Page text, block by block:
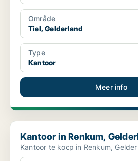
Område
Tiel, Gelderland
Type
Kantoor
Meer info
Kantoor in Renkum, Gelderland
Kantoor in Renkum,
Kantoor te koop in Renkum,